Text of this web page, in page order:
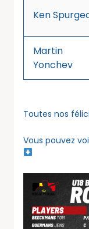
Ken
Martin
Yonchev
Toutes nos
Vous pouvez